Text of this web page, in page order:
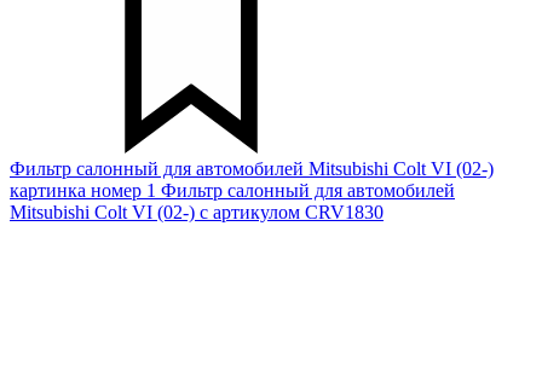
Фильтр салонный для автомобилей Mitsubishi Colt VI (02-)
картинка номер 1 Фильтр салонный для автомобилей
Mitsubishi Colt VI (02-) с артикулом CRV1830